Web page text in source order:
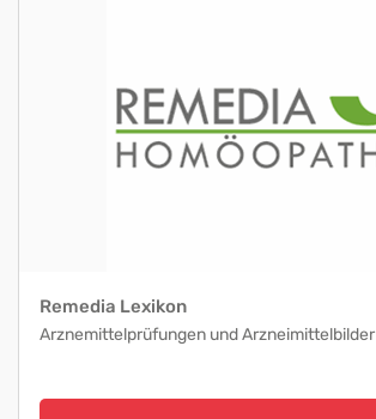
Remedia Lexikon
Arznemittelprüfungen und Arzneimittelbilder